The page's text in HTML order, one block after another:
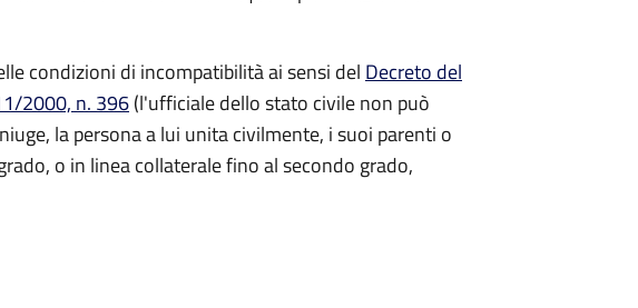
condizioni di incompatibilità ai sensi del Decreto del
2000, n. 396(l'ufficiale dello stato civile non può
la persona a lui unita civilmente, i suoi parenti o
o in linea collaterale fino al secondo grado,